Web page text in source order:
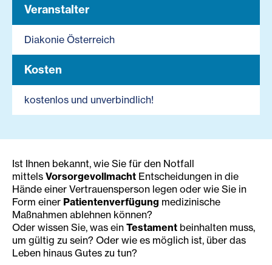
Veranstalter
Diakonie Österreich
Kosten
kostenlos und unverbindlich!
Ist Ihnen bekannt, wie Sie für den Notfall
mittels Vorsorgevollmacht Entscheidungen in die
Hände einer Vertrauensperson legen oder wie Sie in
Form einer Patientenverfügung medizinische
Maßnahmen ablehnen können?
Oder wissen Sie, was ein Testament beinhalten muss,
um gültig zu sein? Oder wie es möglich ist, über das
Leben hinaus Gutes zu tun?